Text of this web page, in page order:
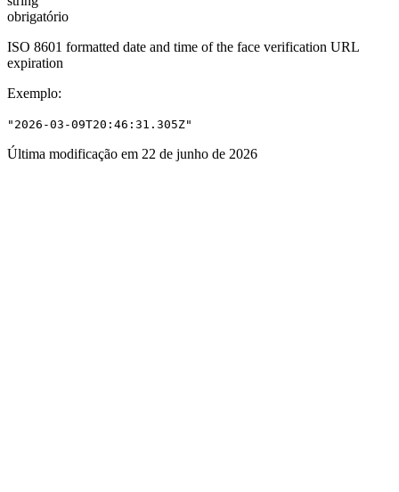
obrigatório
ISO 8601 formatted date and time of the face verification URL
expiration
Exemplo:
"2026-03-09T20:46:31.305Z"
Última modificação em 22 de junho de 2026